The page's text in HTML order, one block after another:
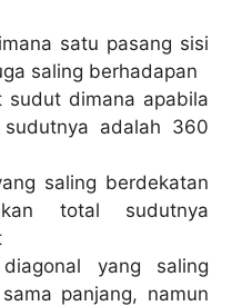
satu pasang sisi
saling berhadapan
sudut dimana apabila
adalah 360
saling berdekatan
total sudutnya
yang saling
panjang, namun